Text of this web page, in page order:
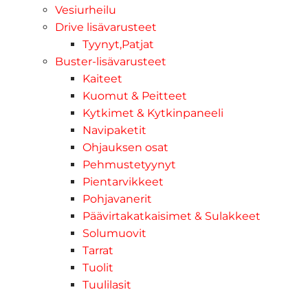
Vesiurheilu
Drive lisävarusteet
Tyynyt,Patjat
Buster-lisävarusteet
Kaiteet
Kuomut & Peitteet
Kytkimet & Kytkinpaneeli
Navipaketit
Ohjauksen osat
Pehmustetyynyt
Pientarvikkeet
Pohjavanerit
Päävirtakatkaisimet & Sulakkeet
Solumuovit
Tarrat
Tuolit
Tuulilasit